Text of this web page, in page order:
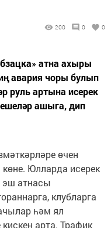
200 0 0
атна ахыры
авария чоры булып
руль артына исерек
ашыга, дип
өчен
Юлларда исерек
эш атнасы
клубларга
һәм ял
арта. Трафик